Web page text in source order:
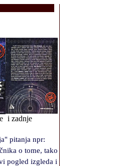
i zadnje
" pitanja npr:
čnika o tome, tako
pogled izgleda i